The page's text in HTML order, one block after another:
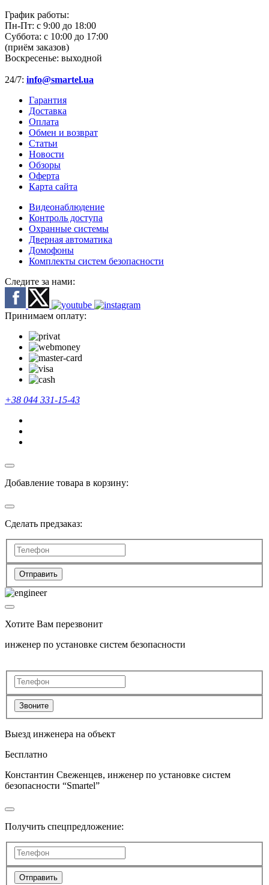
График работы:
Пн-Пт: с 9:00 до 18:00
Суббота: с 10:00 до 17:00
(приём заказов)
Воскресенье: выходной
24/7: info@smartel.ua
Гарантия
Доставка
Оплата
Обмен и возврат
Статьи
Новости
Обзоры
Оферта
Карта сайта
Видеонаблюдение
Контроль доступа
Охранные системы
Дверная автоматика
Домофоны
Комплекты систем безопасности
Следите за нами:
Принимаем оплату:
+38 044 331-15-43
Добавление товара в корзину:
Сделать предзаказ:
Отправить
Хотите Вам перезвонит
инженер по установке систем безопасности
Звоните
Выезд инженера на объект
Бесплатно
Константин Свеженцев, инженер по установке систем
безопасности “Smartel”
Получить спецпредложение:
Отправить